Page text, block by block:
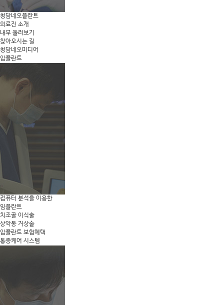
청담네오플란트
의료진 소개
내부 둘러보기
찾아오시는 길
청담네오미디어
임플란트
컴퓨터 분석을 이용한
임플란트
치조골 이식술
상악동 거상술
임플란트 보험혜택
통증케어 시스템